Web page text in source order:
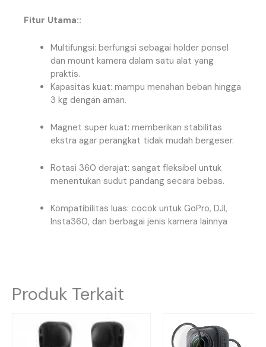
Fitur Utama::
Multifungsi: berfungsi sebagai holder ponsel
dan mount kamera dalam satu alat yang
praktis.
Kapasitas kuat: mampu menahan beban hingga
3 kg dengan aman.
Magnet super kuat: memberikan stabilitas
ekstra agar perangkat tidak mudah bergeser.
Rotasi 360 derajat: sangat fleksibel untuk
menentukan sudut pandang secara bebas.
Kompatibilitas luas: cocok untuk GoPro, DJI,
Insta360, dan berbagai jenis kamera lainnya
Produk Terkait